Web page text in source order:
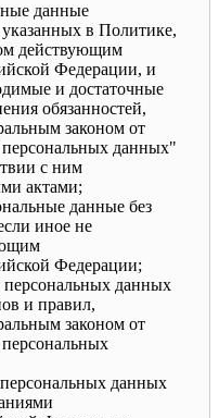
данные
в Политике,
действующим
Федерации, и
и достаточные
обязанностей,
законом от
данных"
с ним
актами;
данные без
иное не
Федерации;
персональных данных
и правил,
законом от
данных